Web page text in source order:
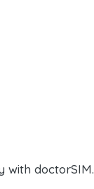
with doctorSIM.